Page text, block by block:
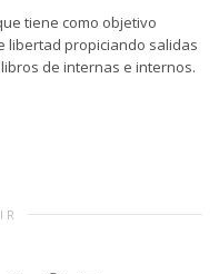
tiene como objetivo
libertad propiciando salidas
de internas e internos.